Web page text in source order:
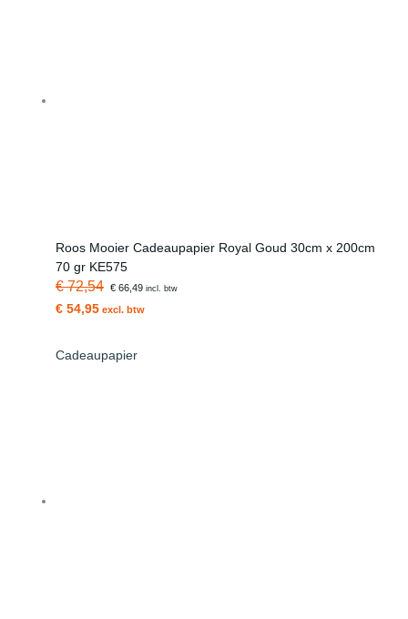
Roos Mooier Cadeaupapier Royal Goud 30cm x 200cm
70 gr KE575
€ 72,54 € 66,49incl. btw
€ 54,95 excl. btw
Cadeaupapier